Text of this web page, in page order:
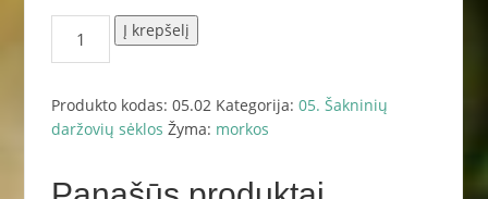
€4.00.€3.50.
kiekis:
Maestro
~500
Į krepšelį
Produkto kodas: 05.02 Kategorija: 05. Šakninių
daržovių sėklos Žyma: morkos